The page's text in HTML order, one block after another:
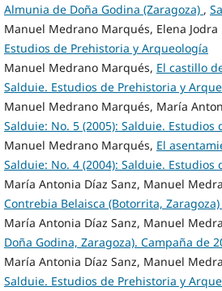
Almunia de Doña Godina (Zaragoza) ,
Manuel Medrano Marqués, Elena Jodra
Estudios de Prehistoria y Arqueología
Manuel Medrano Marqués, El castillo
Salduie. Estudios de Prehistoria y
Manuel Medrano Marqués, María
Salduie: No. 5 (2005): Salduie.
Manuel Medrano Marqués, El
Salduie: No. 4 (2004): Salduie.
María Antonia Díaz Sanz, Manuel
Contrebia Belaisca (Botorrita, Zaragoza)
María Antonia Díaz Sanz, Manuel
Doña Godina, Zaragoza). Campaña de
María Antonia Díaz Sanz, Manuel
Salduie. Estudios de Prehistoria y